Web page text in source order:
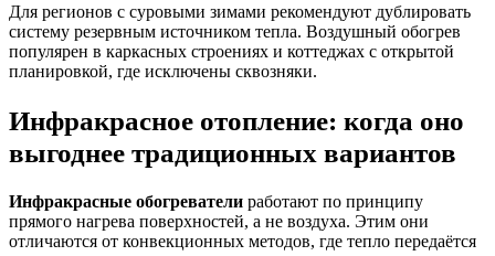
Для регионов с суровыми зимами рекомендуют дублировать
систему резервным источником тепла. Воздушный обогрев
популярен в каркасных строениях и коттеджах с открытой
планировкой, где исключены сквозняки.
Инфракрасное отопление: когда оно
выгоднее традиционных вариантов
Инфракрасные обогреватели работают по принципу
прямого нагрева поверхностей, а не воздуха. Этим они
отличаются от конвекционных методов, где тепло передаётся